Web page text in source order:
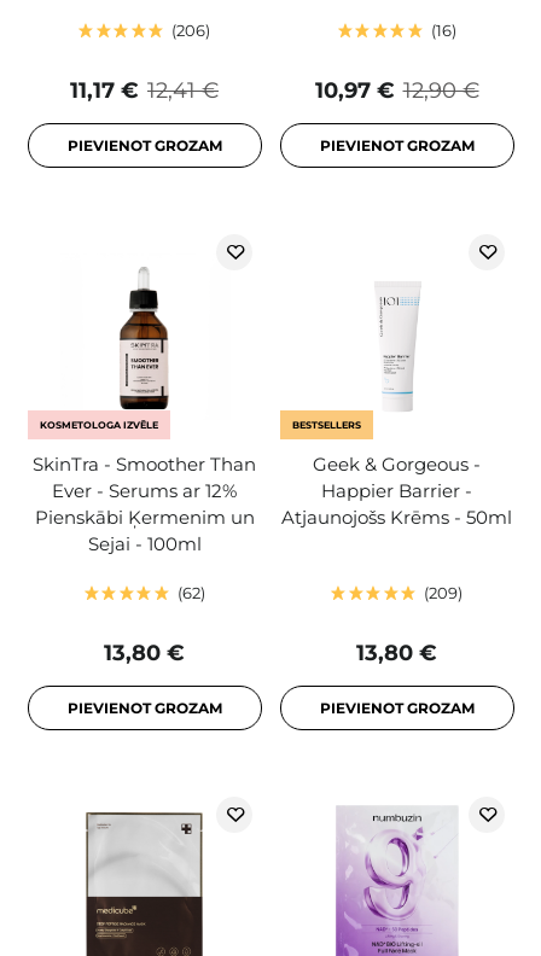
206
12,41 €
11,17 €
PIEVIENOT GROZAM
16
12,90 €
10,97 €
PIEVIENOT GROZAM
KOSMETOLOGA IZVĒLE
SkinTra - Smoother Than
Ever - Serums ar 12%
Pienskābi Ķermenim un
Sejai - 100ml
62
13,80 €
PIEVIENOT GROZAM
BESTSELLERS
Geek & Gorgeous -
Happier Barrier -
Atjaunojošs Krēms - 50ml
209
13,80 €
PIEVIENOT GROZAM